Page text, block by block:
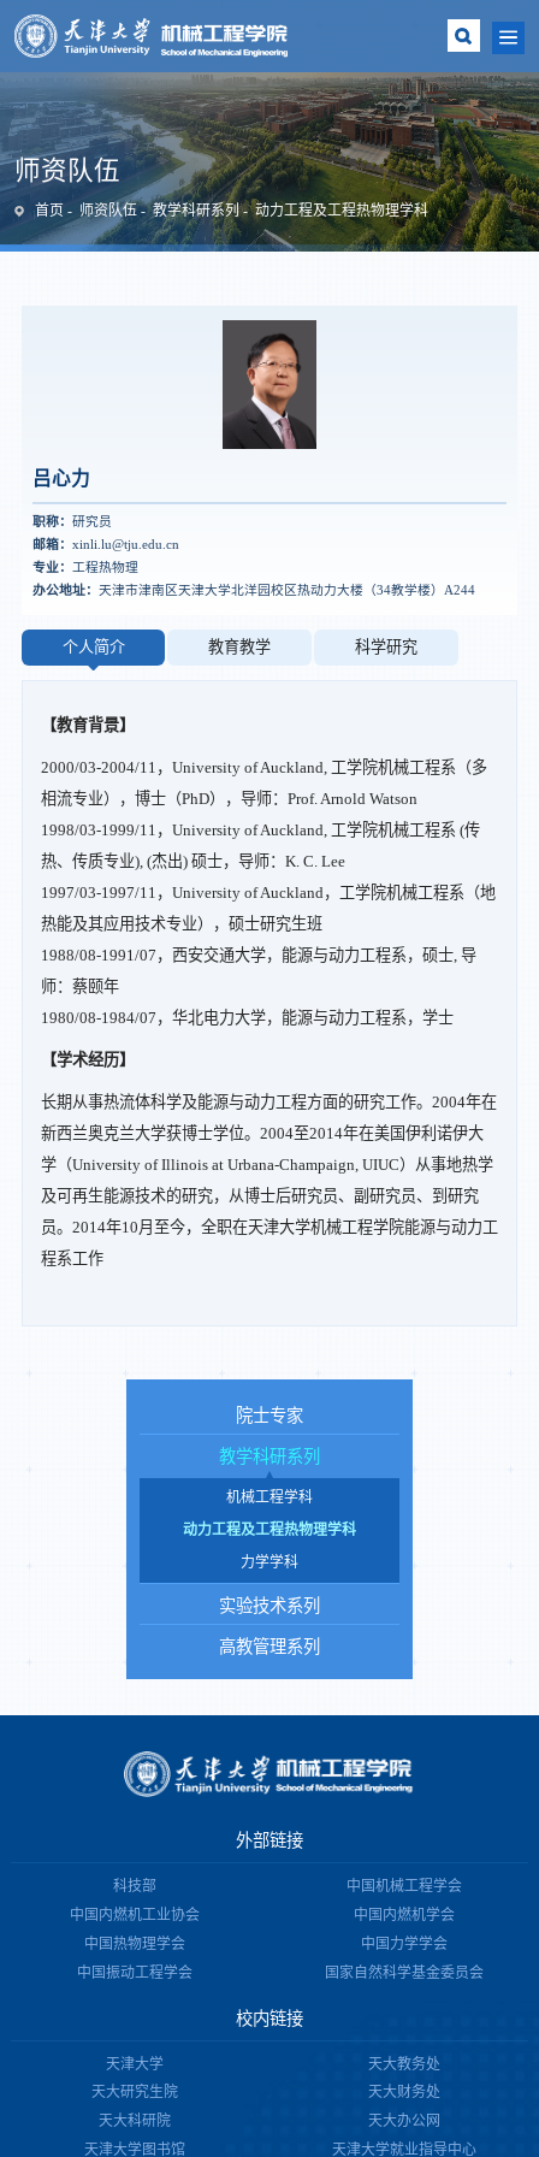
师资队伍
首页 师资队伍 教学科研系列 动力工程及工程热物理学科
吕心力
职称： 研究员
邮箱： xinli.lu@tju.edu.cn
专业： 工程热物理
办公地址： 天津市津南区天津大学北洋园校区热动力大楼（34教学楼）A244
个人简介 教育教学 科学研究
【教育背景】
2000/03-2004/11，University of Auckland, 工学院机械工程系（多
相流专业），博士（PhD），导师：Prof. Arnold Watson
1998/03-1999/11，University of Auckland, 工学院机械工程系 (传
热、传质专业), (杰出) 硕士，导师：K. C. Lee
1997/03-1997/11，University of Auckland，工学院机械工程系（地
热能及其应用技术专业），硕士研究生班
1988/08-1991/07，西安交通大学，能源与动力工程系，硕士, 导
师：蔡颐年
1980/08-1984/07，华北电力大学，能源与动力工程系，学士
【学术经历】
长期从事热流体科学及能源与动力工程方面的研究工作。2004年在
新西兰奥克兰大学获博士学位。2004至2014年在美国伊利诺伊大
学（University of Illinois at Urbana-Champaign, UIUC）从事地热学
及可再生能源技术的研究，从博士后研究员、副研究员、到研究
员。2014年10月至今，全职在天津大学机械工程学院能源与动力工
程系工作
院士专家
教学科研系列
机械工程学科
动力工程及工程热物理学科
力学学科
实验技术系列
高教管理系列
外部链接
科技部
中国机械工程学会
中国内燃机工业协会
中国内燃机学会
中国热物理学会
中国力学学会
中国振动工程学会
国家自然科学基金委员会
校内链接
天津大学
天大教务处
天大研究生院
天大财务处
天大科研院
天大办公网
天津大学图书馆
天津大学就业指导中心